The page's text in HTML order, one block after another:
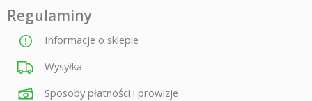
Regulaminy
Informacje o sklepie
Wysyłka
Sposoby płatności i prowizje